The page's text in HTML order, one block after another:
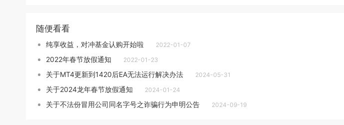
随便看看
纯享收益，对冲基金认购开始啦 2022-01-07
2022年春节放假通知 2022-01-23
关于MT4更新到1420后EA无法运行解决办法 2024-05-31
关于2024龙年春节放假通知 2024-01-24
关于不法份冒用公司同名字号之诈骗行为申明公告 2024-09-19